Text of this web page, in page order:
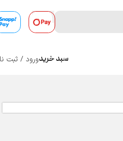
0
سبد خریدورود / ثبت